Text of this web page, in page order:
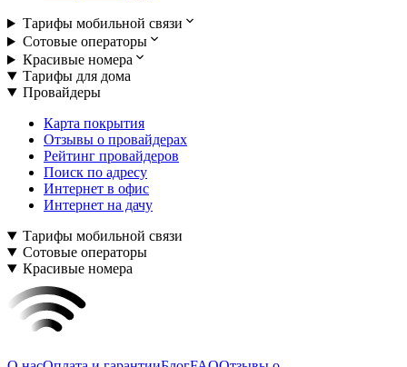
Тарифы мобильной связи
Сотовые операторы
Красивые номера
Тарифы для дома
Провайдеры
Карта покрытия
Отзывы о провайдерах
Рейтинг провайдеров
Поиск по адресу
Интернет в офис
Интернет на дачу
Тарифы мобильной связи
Сотовые операторы
Красивые номера